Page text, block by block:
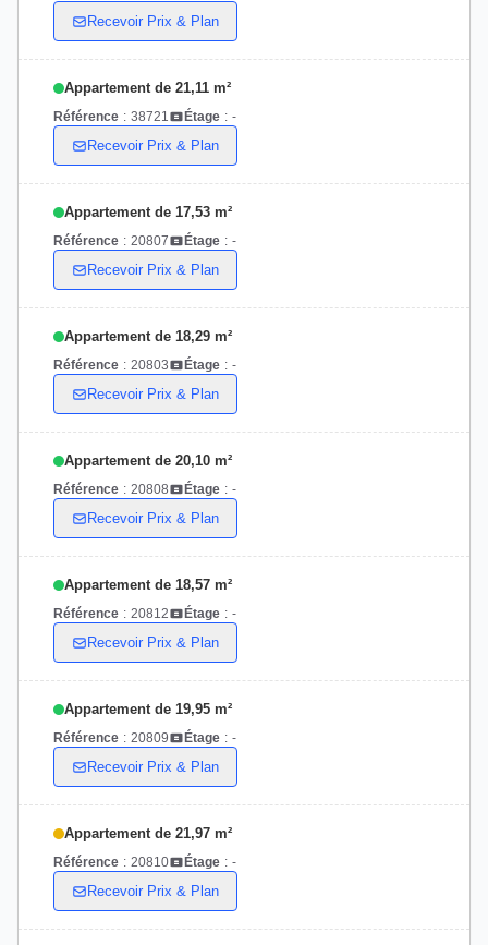
Recevoir Prix & Plan
Appartement de 21,11 m²
Référence : 38721 Étage : -
Recevoir Prix & Plan
Appartement de 17,53 m²
Référence : 20807 Étage : -
Recevoir Prix & Plan
Appartement de 18,29 m²
Référence : 20803 Étage : -
Recevoir Prix & Plan
Appartement de 20,10 m²
Référence : 20808 Étage : -
Recevoir Prix & Plan
Appartement de 18,57 m²
Référence : 20812 Étage : -
Recevoir Prix & Plan
Appartement de 19,95 m²
Référence : 20809 Étage : -
Recevoir Prix & Plan
Appartement de 21,97 m²
Référence : 20810 Étage : -
Recevoir Prix & Plan